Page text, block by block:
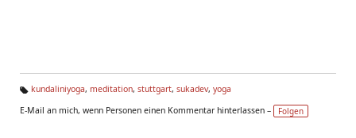
g
kundaliniyoga, meditation, stuttgart, sukadev, yoga
E-Mail an mich, wenn Personen einen Kommentar hinterlassen –
Folgen